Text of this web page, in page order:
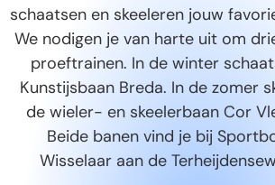
schaatsen en skeeleren jouw
We nodigen je van harte uit om
proeftrainen. In de winter
Kunstijsbaan Breda. In de zomer
de wieler- en skeelerbaan Cor
Beide banen vind je bij
Wisselaar aan de